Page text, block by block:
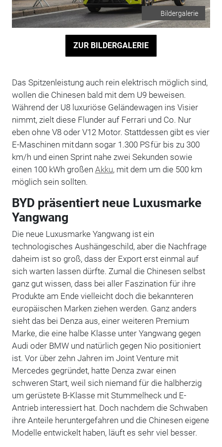
Bildergalerie
ZUR BILDERGALERIE
Das Spitzenleistung auch rein elektrisch möglich sind,
wollen die Chinesen bald mit dem U9 beweisen.
Während der U8 luxuriöse Geländewagen ins Visier
nimmt, zielt diese Flunder auf Ferrari und Co. Nur
eben ohne V8 oder V12 Motor. Stattdessen gibt es vier
E-Maschinen mit dann sogar 1.300 PS für bis zu 300
km/h und einen Sprint nahe zwei Sekunden sowie
einen 100 kWh großen Akku, mit dem um die 500 km
möglich sein sollten.
BYD präsentiert neue Luxusmarke
Yangwang
Die neue Luxusmarke Yangwang ist ein
technologisches Aushängeschild, aber die Nachfrage
daheim ist so groß, dass der Export erst einmal auf
sich warten lassen dürfte. Zumal die Chinesen selbst
ganz gut wissen, dass bei aller Faszination für ihre
Produkte am Ende vielleicht doch die bekannteren
europäischen Marken ziehen werden. Ganz anders
sieht das bei Denza aus, einer weiteren Premium
Marke, die eine halbe Klasse unter Yangwang gegen
Audi oder BMW und natürlich gegen Nio positioniert
ist. Vor über zehn Jahren im Joint Venture mit
Mercedes gegründet, hatte Denza zwar einen
schweren Start, weil sich niemand für die halbherzig
um gerüstete B-Klasse mit Stummelheck und E-
Antrieb interessiert hat. Doch nachdem die Schwaben
ihre Anteile heruntergefahren und die Chinesen eigene
Modelle entwickelt haben, läuft es sehr viel besser.